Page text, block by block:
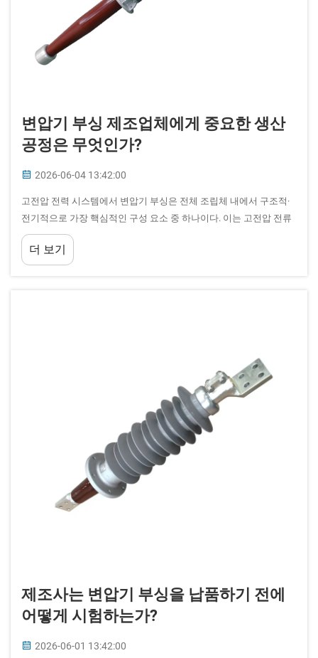
변압기 부싱 제조업체에게 중요한 생산
공정은 무엇인가?
2026-06-04 13:42:00
고전압 전력 시스템에서 변압기 부싱은 전체 조립체 내에서 구조적·
전기적으로 가장 핵심적인 구성 요소 중 하나이다. 이는 고전압 전류
를 접지된 탱크 벽을 통해 전달하는 절연 도체 역할을 한다...
더 보기
제조사는 변압기 부싱을 납품하기 전에
어떻게 시험하는가?
2026-06-01 13:42:00